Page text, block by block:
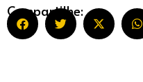
Compartilhe: